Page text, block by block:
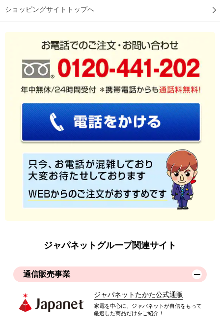
ショッピングサイトトップへ
ジャパネットグループ関連サイト
通信販売事業
ジャパネットたかた公式通販
家電を中心に、ジャパネットが自信をもって
厳選した商品だけをご紹介！